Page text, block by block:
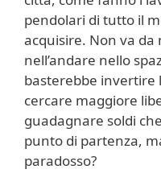
pendolari di tutto il
acquisire. Non va da
nell’andare nello
basterebbe invertire
cercare maggiore
guadagnare soldi
punto di partenza,
paradosso?